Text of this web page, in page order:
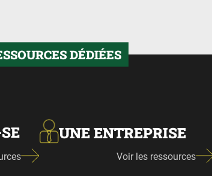
DÉDIÉES
UNE ENTREPRISE
Voir les ressources